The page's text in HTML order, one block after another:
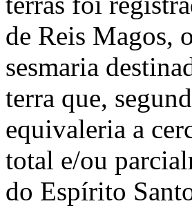
de Reis Magos,
sesmaria
terra que,
equivaleria a
total e/ou
do Espírito